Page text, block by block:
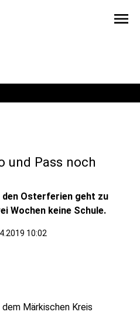
menu
und Pass noch
Osterferien geht zu
Wochen keine Schule.
10:02
Märkischen Kreis